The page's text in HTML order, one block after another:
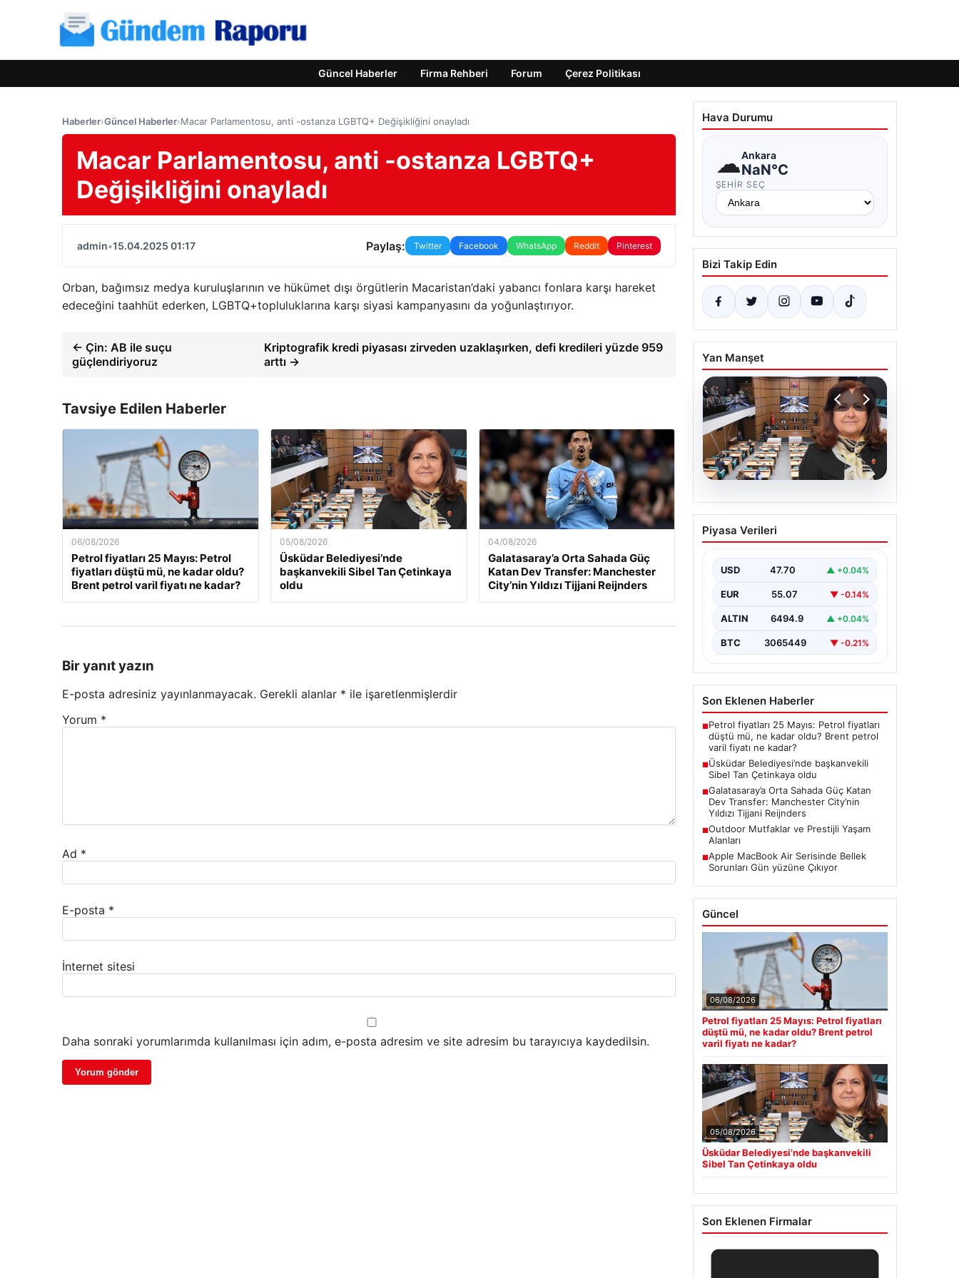
Güncel Haberler Firma Rehberi Forum Çerez Politikası
Haberler›Güncel Haberler›Macar Parlamentosu, anti -ostanza LGBTQ+ Değişikliğini onayladı
Macar Parlamentosu, anti -ostanza LGBTQ+
Değişikliğini onayladı
admin•15.04.2025 01:17 Paylaş: Twitter Facebook WhatsApp Reddit Pinterest
Orban, bağımsız medya kuruluşlarının ve hükümet dışı örgütlerin Macaristan’daki yabancı fonlara karşı hareket
edeceğini taahhüt ederken, LGBTQ+topluluklarına karşı siyasi kampanyasını da yoğunlaştırıyor.
← Çin: AB ile suçu
güçlendiriyoruz
Kriptografik kredi piyasası zirveden uzaklaşırken, defi kredileri yüzde 959
arttı →
Tavsiye Edilen Haberler
06/08/2026
Petrol fiyatları 25 Mayıs: Petrol
fiyatları düştü mü, ne kadar oldu?
Brent petrol varil fiyatı ne kadar?
05/08/2026
Üsküdar Belediyesi’nde
başkanvekili Sibel Tan Çetinkaya
oldu
04/08/2026
Galatasaray’a Orta Sahada Güç
Katan Dev Transfer: Manchester
City’nin Yıldızı Tijjani Reijnders
Bir yanıt yazın
E-posta adresiniz yayınlanmayacak. Gerekli alanlar * ile işaretlenmişlerdir
Yorum *
Ad *
E-posta *
İnternet sitesi
Daha sonraki yorumlarımda kullanılması için adım, e-posta adresim ve site adresim bu tarayıcıya kaydedilsin.
Hava Durumu
☁Ankara
NaN°C
ŞEHIR SEÇ
Bizi Takip Edin
Yan Manşet
05.08.2026
Üsküdar Belediyesi’nde
başkanvekili Sibel Tan
Piyasa Verileri
USD 47.70 ▲ +0.04%
EUR 55.07 ▼ -0.14%
ALTIN 6494.9 ▲ +0.04%
BTC 3065449 ▼ -0.21%
Son Eklenen Haberler
■Petrol fiyatları 25 Mayıs: Petrol fiyatları
düştü mü, ne kadar oldu? Brent petrol
varil fiyatı ne kadar?
■Üsküdar Belediyesi’nde başkanvekili
Sibel Tan Çetinkaya oldu
■Galatasaray’a Orta Sahada Güç Katan
Dev Transfer: Manchester City’nin
Yıldızı Tijjani Reijnders
■Outdoor Mutfaklar ve Prestijli Yaşam
Alanları
■Apple MacBook Air Serisinde Bellek
Sorunları Gün yüzüne Çıkıyor
Güncel
06/08/2026
Petrol fiyatları 25 Mayıs: Petrol fiyatları
düştü mü, ne kadar oldu? Brent petrol
varil fiyatı ne kadar?
05/08/2026
Üsküdar Belediyesi’nde başkanvekili
Sibel Tan Çetinkaya oldu
Son Eklenen Firmalar